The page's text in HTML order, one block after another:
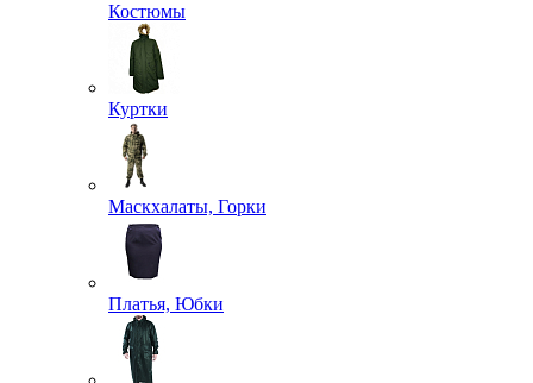
Костюмы
Куртки
Маскхалаты, Горки
Платья, Юбки